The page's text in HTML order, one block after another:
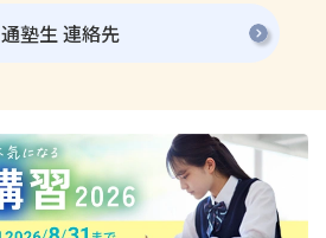
通塾生 連絡先